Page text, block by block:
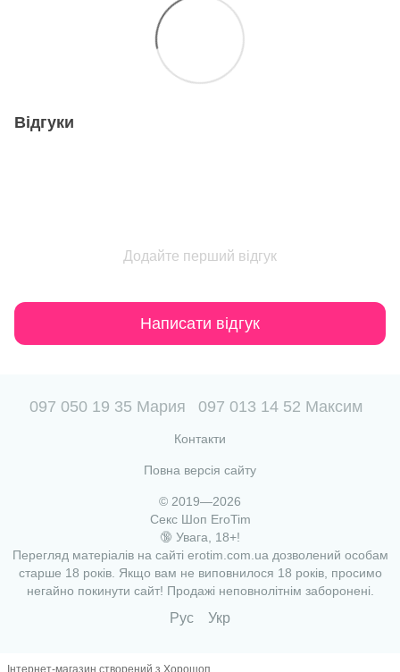
Відгуки
Додайте перший відгук
Написати відгук
097 050 19 35 Мария 097 013 14 52 Максим
Контакти
Повна версія сайту
© 2019—2026
Секс Шоп EroTim
🔞 Увага, 18+!
Перегляд матеріалів на сайті erotim.com.ua дозволений особам
старше 18 років. Якщо вам не виповнилося 18 років, просимо
негайно покинути сайт! Продажі неповнолітнім заборонені.
Рус Укр